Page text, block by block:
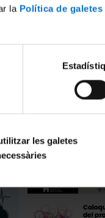
la Política de
les galetes
Behavioural
solutions as a
prevention
humanize